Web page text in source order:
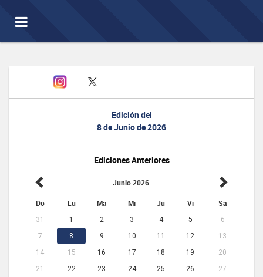
Toggle
navigation
Edición del
8 de Junio de 2026
Ediciones Anteriores
Junio 2026
Do Lu Ma Mi Ju Vi Sa
31 1 2 3 4 5
6
7
8 9 10 11 12
13
14
15 16 17 18 19
20
21
22 23 24 25 26
27